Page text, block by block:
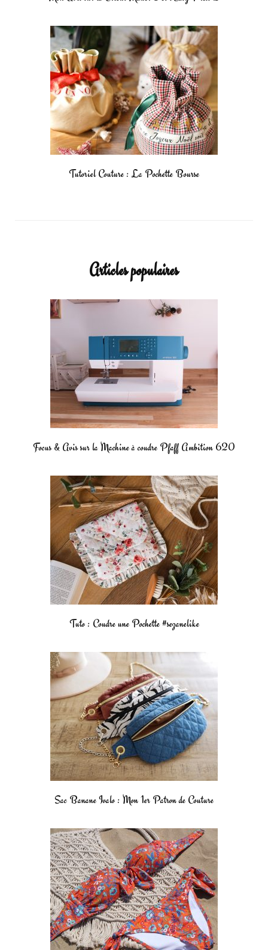
Tutoriel Couture : La Pochette Bourse
Articles populaires
Focus & Avis sur la Machine à coudre Pfaff Ambition 620
Tuto : Coudre une Pochette #sezanelike
Sac Banane Ivalo : Mon 1er Patron de Couture